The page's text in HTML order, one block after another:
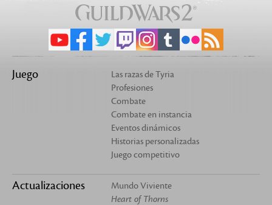
Juego
Las razas de Tyria
Profesiones
Combate
Combate en instancia
Eventos dinámicos
Historias personalizadas
Juego competitivo
Actualizaciones
Mundo Viviente
Heart of Thorns